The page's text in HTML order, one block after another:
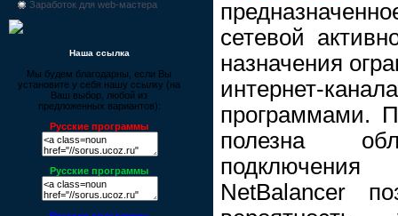
Заработок для web-мастера
Наша ссылка
Мы будем благодарны, если Вы
установите у себя нашу ссылку (на
Ваш выбор, любой из
предложенных вариантов):
Русские программы
Русские программы
сетевой
назначения
интернет-
программами.
полезна
NetBalancer